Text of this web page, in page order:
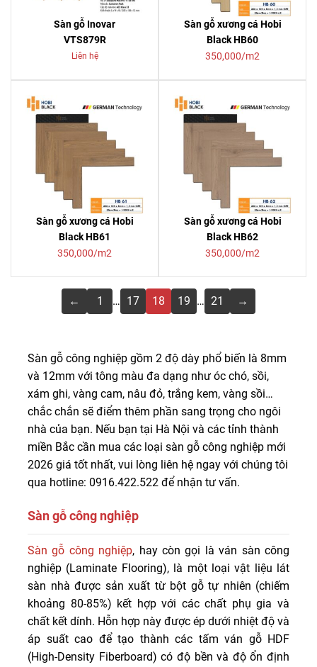
Sàn gỗ Inovar
VTS879R
Liên hệ
Sàn gỗ xương cá Hobi
Black HB60
350,000/m2
Sàn gỗ xương cá Hobi
Black HB61
350,000/m2
Sàn gỗ xương cá Hobi
Black HB62
350,000/m2
← 1 … 17 18 19 … 21 →
Sàn gỗ công nghiệp gồm 2 độ dày phổ biến là 8mm
và 12mm với tông màu đa dạng như óc chó, sồi,
xám ghi, vàng cam, nâu đỏ, trắng kem, vàng sồi…
chắc chắn sẽ điểm thêm phần sang trọng cho ngôi
nhà của bạn. Nếu bạn tại Hà Nội và các tỉnh thành
miền Bắc cần mua các loại sàn gỗ công nghiệp mới
2026 giá tốt nhất, vui lòng liên hệ ngay với chúng tôi
qua hotline: 0916.422.522 để nhận tư vấn.
Sàn gỗ công nghiệp
Sàn gỗ công nghiệp gồm 2 độ dày phổ biến là 8mm và
12mm với tông màu đa dạng như óc chó, sồi, xám ghi,
vàng cam, nâu đỏ, trắng kem, vàng sồi... chắc chắn sẽ
điểm thêm phần sang trọng cho ngôi nhà của bạn. Nếu
bạn tại Hà Nội và các tỉnh thành miền Bắc cần mua các
loại sàn gỗ công nghiệp mới 2026 giá tốt nhất, vui lòng
liên hệ ngay với chúng tôi qua hotline: 0916.422.522 để
nhận tư vấn.
Sàn gỗ công nghiệp, hay còn gọi là ván sàn công
nghiệp (Laminate Flooring), là một loại vật liệu lát
sàn nhà được sản xuất từ bột gỗ tự nhiên (chiếm
khoảng 80-85%) kết hợp với các chất phụ gia và
chất kết dính. Hỗn hợp này được ép dưới nhiệt độ và
áp suất cao để tạo thành các tấm ván gỗ HDF
(High-Density Fiberboard) có độ bền và độ ổn định